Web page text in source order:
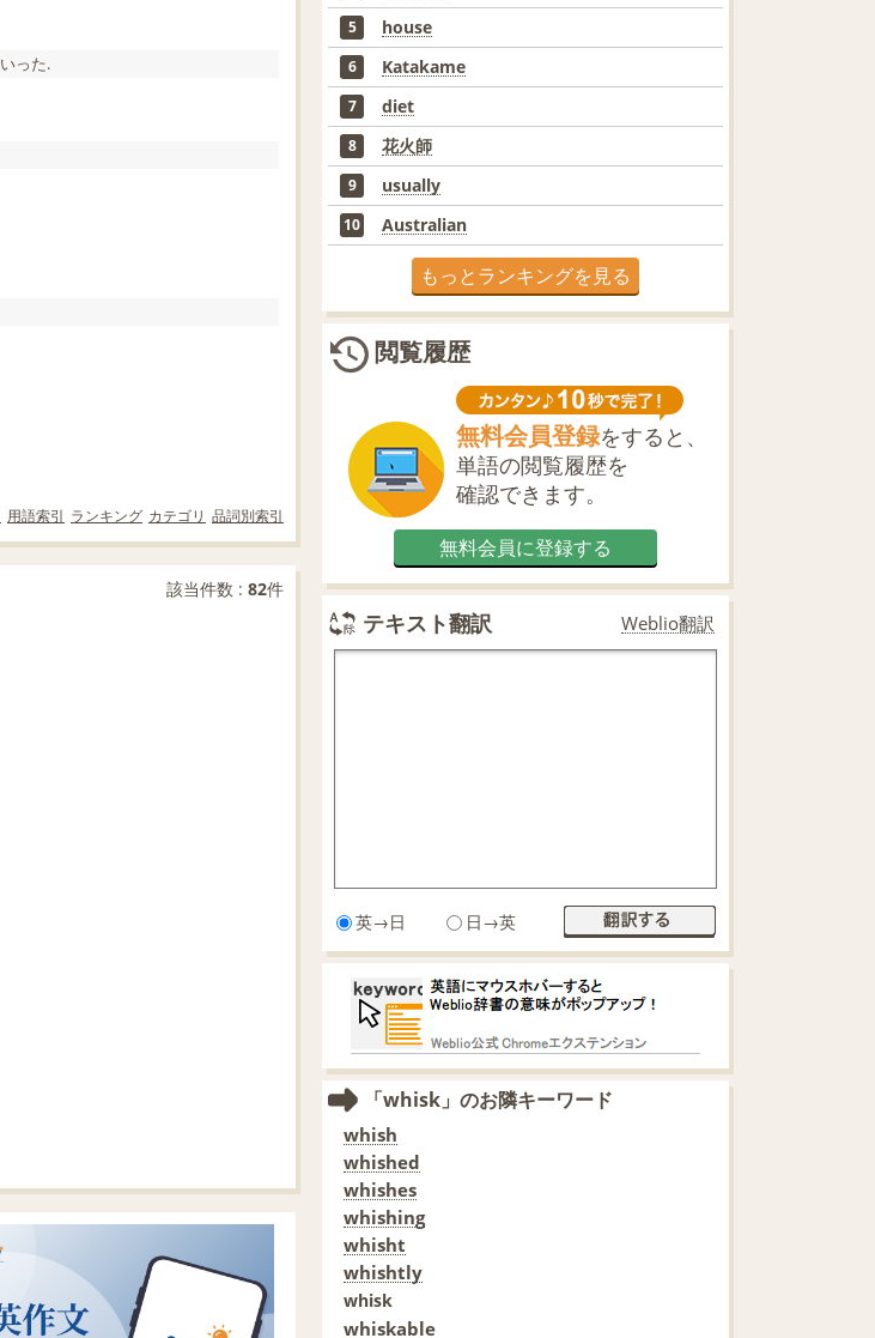
いった.
用語索引 ランキング カテゴリ 品詞別索引
該当件数 : 82件
5 house
6 Katakame
7 diet
8 花火師
9 usually
10 Australian
もっとランキングを見る
閲覧履歴
無料会員登録をすると、
単語の閲覧履歴を
確認できます。
無料会員に登録する
テキスト翻訳 Weblio翻訳
英→日 日→英
「whisk」のお隣キーワード
whish
whished
whishes
whishing
whisht
whishtly
whisk
whiskable